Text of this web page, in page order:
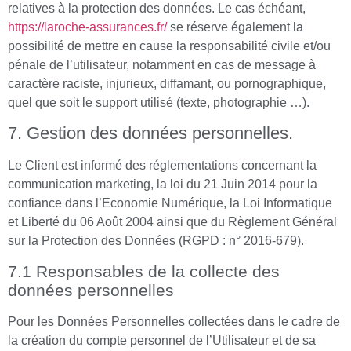
relatives à la protection des données. Le cas échéant,
https://laroche-assurances.fr/se réserve également la
possibilité de mettre en cause la responsabilité civile et/ou
pénale de l’utilisateur, notamment en cas de message à
caractère raciste, injurieux, diffamant, ou pornographique,
quel que soit le support utilisé (texte, photographie …).
7. Gestion des données personnelles.
Le Client est informé des réglementations concernant la
communication marketing, la loi du 21 Juin 2014 pour la
confiance dans l’Economie Numérique, la Loi Informatique
et Liberté du 06 Août 2004 ainsi que du Règlement Général
sur la Protection des Données (RGPD : n° 2016-679).
7.1 Responsables de la collecte des
données personnelles
Pour les Données Personnelles collectées dans le cadre de
la création du compte personnel de l’Utilisateur et de sa